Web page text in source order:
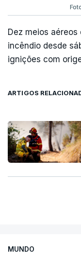
Dez meios
incêndio desde
ignições com
ARTIGOS
MUNDO